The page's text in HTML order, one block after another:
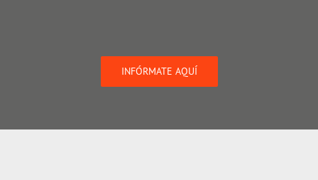
INFÓRMATE AQUÍ